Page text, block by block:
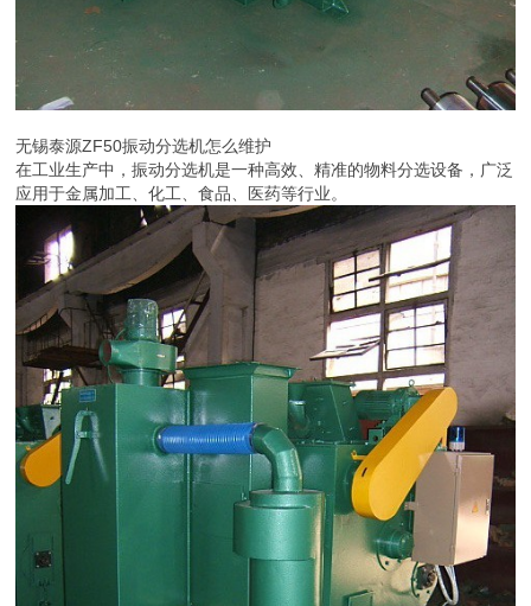
无锡泰源ZF50振动分选机怎么维护
在工业生产中，振动分选机是一种高效、精准的物料分选设备，广泛
应用于金属加工、化工、食品、医药等行业。